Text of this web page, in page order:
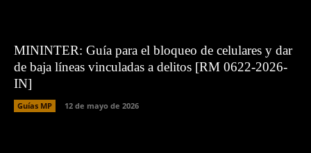
MININTER: Guía para el bloqueo de celulares y dar
de baja líneas vinculadas a delitos [RM 0622-2026-
IN]
Guías MP 12 de mayo de 2026